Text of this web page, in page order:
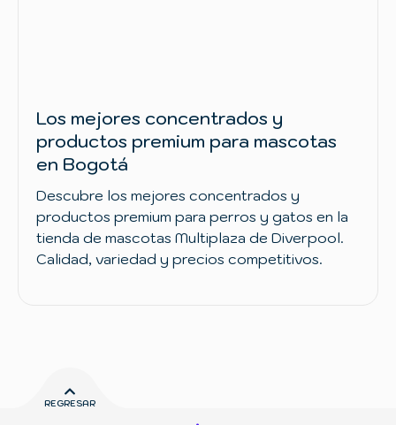
Los mejores concentrados y
productos premium para mascotas
en Bogotá
Descubre los mejores concentrados y
productos premium para perros y gatos en la
tienda de mascotas Multiplaza de Diverpool.
Calidad, variedad y precios competitivos.
REGRESAR